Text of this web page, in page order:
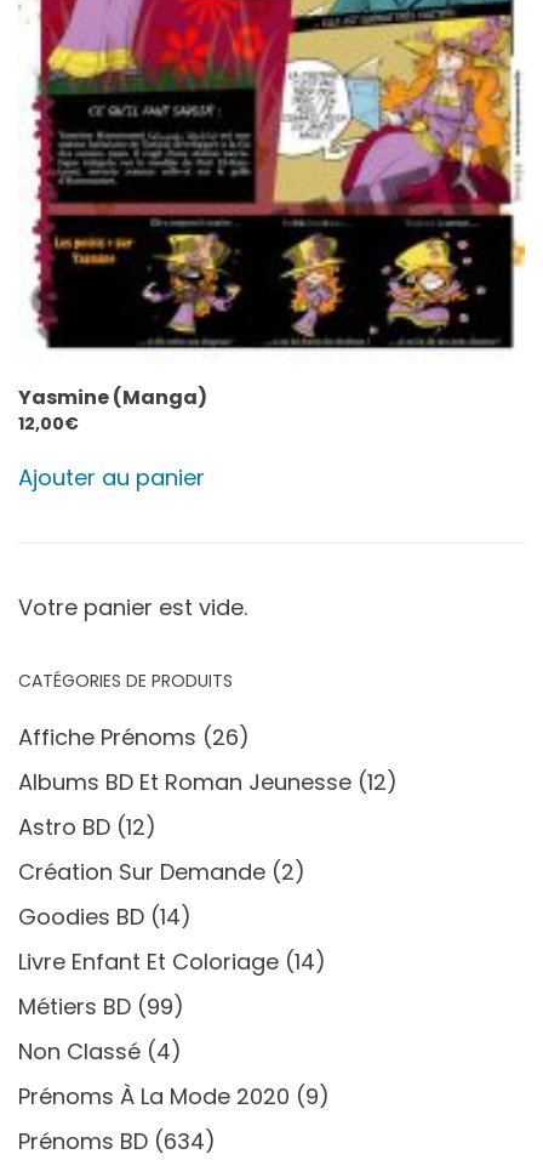
Yasmine (Manga)
12,00€
Ajouter au panier
Votre panier est vide.
CATÉGORIES DE PRODUITS
Affiche Prénoms (26)
Albums BD Et Roman Jeunesse (12)
Astro BD (12)
Création Sur Demande (2)
Goodies BD (14)
Livre Enfant Et Coloriage (14)
Métiers BD (99)
Non Classé (4)
Prénoms À La Mode 2020 (9)
Prénoms BD (634)